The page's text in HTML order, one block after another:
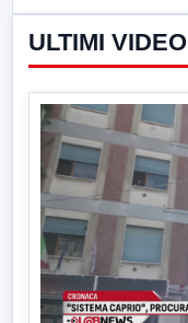
ULTIMI VIDEO